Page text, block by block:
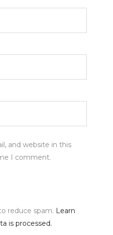
and website in this
I comment.
reduce spam. Learn
is processed.